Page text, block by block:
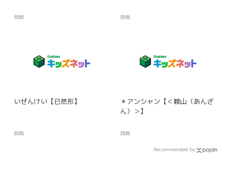
辞典 辞典
いぜんけい【已然形】
辞典
＊アンシャン【＜鞍山（あんざ
ん）＞】
辞典
Recommended by